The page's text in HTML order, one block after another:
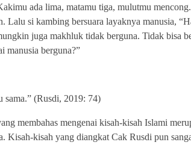
ada lima, matamu tiga, mulutmu
Lalu si kambing bersuara layaknya manusia,
juga makhluk tidak berguna. Tidak bisa
manusia berguna?”
sama.” (Rusdi, 2019: 74)
membahas mengenai kisah-kisah Islami
Kisah-kisah yang diangkat Cak Rusdi pun